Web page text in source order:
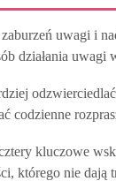
uwagi i
działania
kluczowe
którego nie dają